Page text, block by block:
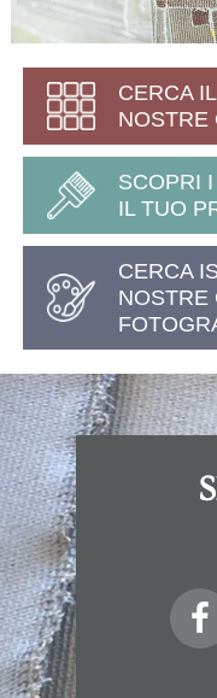
CERCA
NOSTRE
SCOPRI
IL TUO
CERCA
NOSTRE